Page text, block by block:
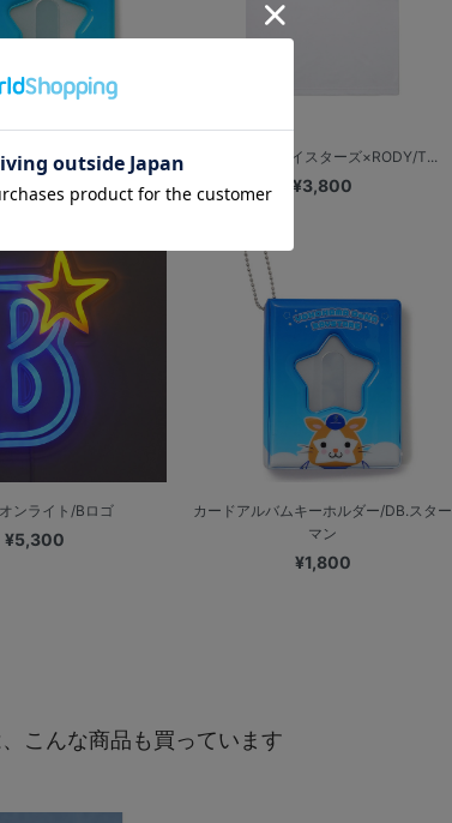
ムキーホルダー/BART
¥1,800
横浜DeNAベイスターズ×RODY/T...
¥3,800
ンライト/Bロゴ
¥5,300
カードアルバムキーホルダー/DB.スター
マン
¥1,800
こんな商品も買っています